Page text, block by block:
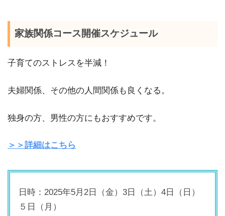
家族関係コース開催スケジュール
子育てのストレスを半減！
夫婦関係、その他の人間関係も良くなる。
独身の方、男性の方にもおすすめです。
＞＞詳細はこちら
日時：2025年5月2日（金）3日（土）4日（日）
５日（月）